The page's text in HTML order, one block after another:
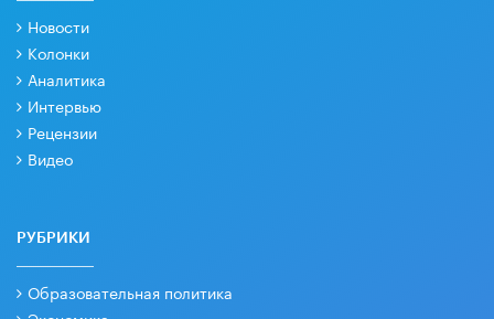
Новости
Колонки
Аналитика
Интервью
Рецензии
Видео
РУБРИКИ
Образовательная политика